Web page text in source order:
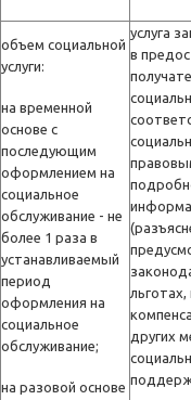
объем социальной
услуги:
на временной
основе с
последующим
оформлением на
социальное
обслуживание - не
более 1 раза в
устанавливаемый
период
оформления на
социальное
обслуживание;
на разовой основе
услуга
в
льготах,
других